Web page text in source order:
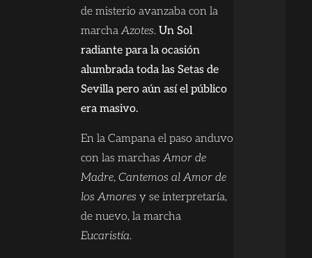
de misterio avanzaba con la
marchaAzotes. Un Sol
radiante para la ocasión
alumbrada toda las Setas de
Sevilla pero aún así el público
era masivo.
En la Campana el paso anduvo
con las marchasAmor de
Madre, Cantemos al Amor de
los Amores y se interpretaría,
de nuevo, la marcha
Eucaristía.